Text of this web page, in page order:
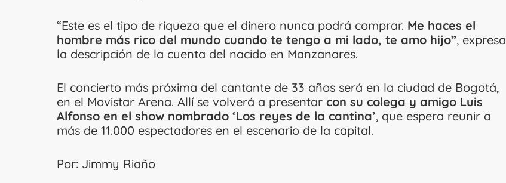
“Este es el tipo de riqueza que el dinero nunca podrá comprar. Me haces el
hombre más rico del mundo cuando te tengo a mi lado, te amo hijo”, expresa
la descripción de la cuenta del nacido en Manzanares.
El concierto más próxima del cantante de 33 años será en la ciudad de Bogotá,
en el Movistar Arena. Allí se volverá a presentar con su colega y amigo Luis
Alfonso en el show nombrado ‘Los reyes de la cantina’, que espera reunir a
más de 11.000 espectadores en el escenario de la capital.
Por: Jimmy Riaño